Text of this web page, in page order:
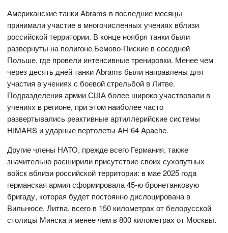
Американские танки Abrams в последние месяцы
принимали участие в многочисленных учениях вблизи
российской территории. В конце ноября танки были
развернуты на полигоне Бемово-Пиские в соседней
Польше, где провели интенсивные тренировки. Менее чем
через десять дней танки Abrams были направлены для
участия в учениях с боевой стрельбой в Литве.
Подразделения армии США более широко участвовали в
учениях в регионе, при этом наиболее часто
развертывались реактивные артиллерийские системы
HIMARS и ударные вертолеты AH-64 Apache.
Другие члены НАТО, прежде всего Германия, также
значительно расширили присутствие своих сухопутных
войск вблизи российской территории: в мае 2025 года
германская армия сформировала 45-ю бронетанковую
бригаду, которая будет постоянно дислоцирована в
Вильнюсе, Литва, всего в 150 километрах от белорусской
столицы Минска и менее чем в 800 километрах от Москвы.